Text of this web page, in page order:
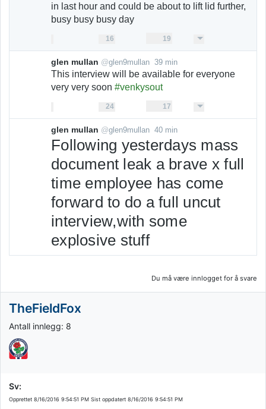
in last hour and could be about to lift lid further,
busy busy busy day
16 19
glen mullan @glen9mullan 39 min
This interview will be available for everyone
very very soon #venkysout
24 17
glen mullan @glen9mullan 40 min
Following yesterdays mass
document leak a brave x full
time employee has come
forward to do a full uncut
interview,with some
explosive stuff
Du må være innlogget for å svare
TheFieldFox
Antall innlegg: 8
Sv:
Opprettet 8/16/2016 9:54:51 PM Sist oppdatert 8/16/2016 9:54:51 PM